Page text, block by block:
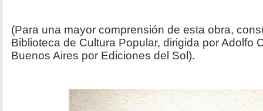
(Para una mayor comprensión de esta obra,
Biblioteca de Cultura Popular, dirigida por Adolfo
Buenos Aires por Ediciones del Sol).